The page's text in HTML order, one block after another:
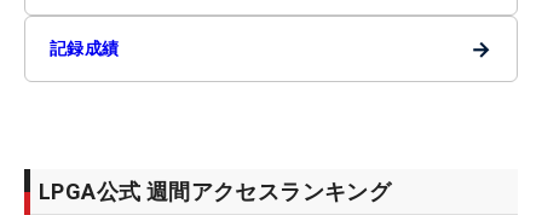
記録成績 →
LPGA公式 週間アクセスランキング